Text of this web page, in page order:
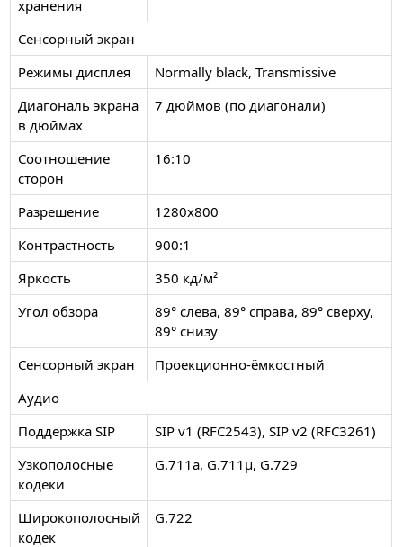
хранения
Сенсорный экран
Режимы дисплея
Normally black, Transmissive
Диагональ экрана
в дюймах
7 дюймов (по диагонали)
Соотношение
сторон
16:10
Разрешение
1280x800
Контрастность
900:1
Яркость
350 кд/м²
Угол обзора
89° слева, 89° справа, 89° сверху,
89° снизу
Сенсорный экран
Проекционно-ёмкостный
Аудио
Поддержка SIP
SIP v1 (RFC2543), SIP v2 (RFC3261)
Узкополосные
кодеки
G.711a, G.711μ, G.729
Широкополосный
кодек
G.722